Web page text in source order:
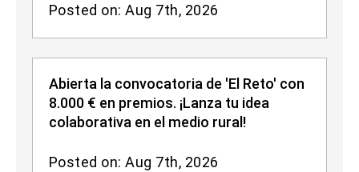
Posted on: Aug 7th, 2026
Abierta la convocatoria de 'El Reto' con
8.000 € en premios. ¡Lanza tu idea
colaborativa en el medio rural!
Posted on: Aug 7th, 2026